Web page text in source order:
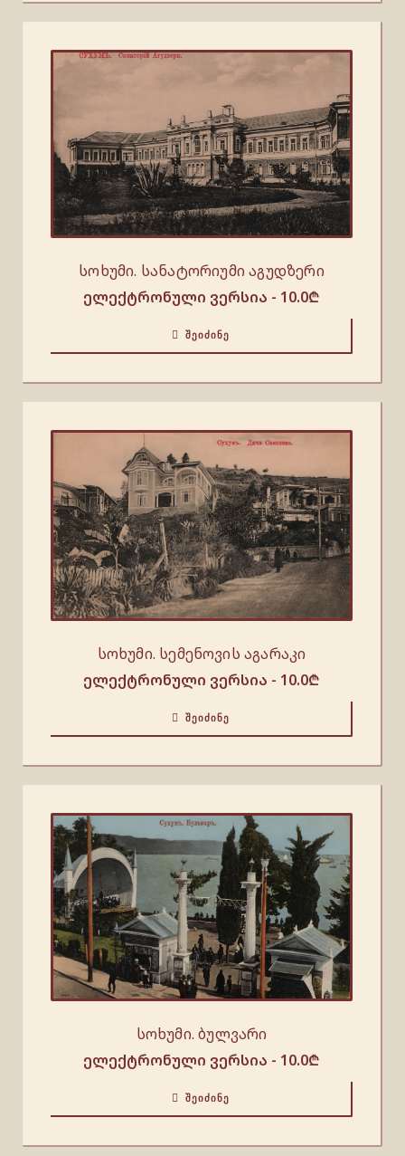
სოხუმი. სანატორიუმი აგუდზერი
ელექტრონული ვერსია - 10.0₾
ᲨᲔᲘᲫᲘᲜᲔ
სოხუმი. სემენოვის აგარაკი
ელექტრონული ვერსია - 10.0₾
ᲨᲔᲘᲫᲘᲜᲔ
სოხუმი. ბულვარი
ელექტრონული ვერსია - 10.0₾
ᲨᲔᲘᲫᲘᲜᲔ